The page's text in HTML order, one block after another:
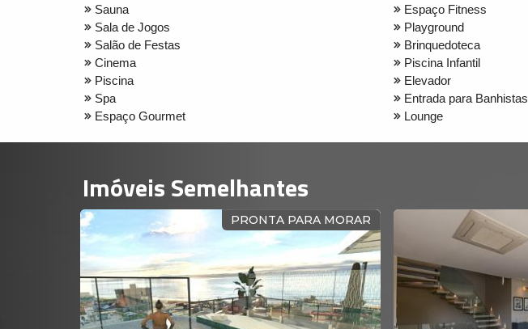
Sauna
Sala de Jogos
Salão de Festas
Cinema
Piscina
Spa
Espaço Gourmet
Espaço Fitness
Playground
Brinquedoteca
Piscina Infantil
Elevador
Entrada para Banhistas
Lounge
Imóveis Semelhantes
VISTA PARA O MAR VISTA MAR